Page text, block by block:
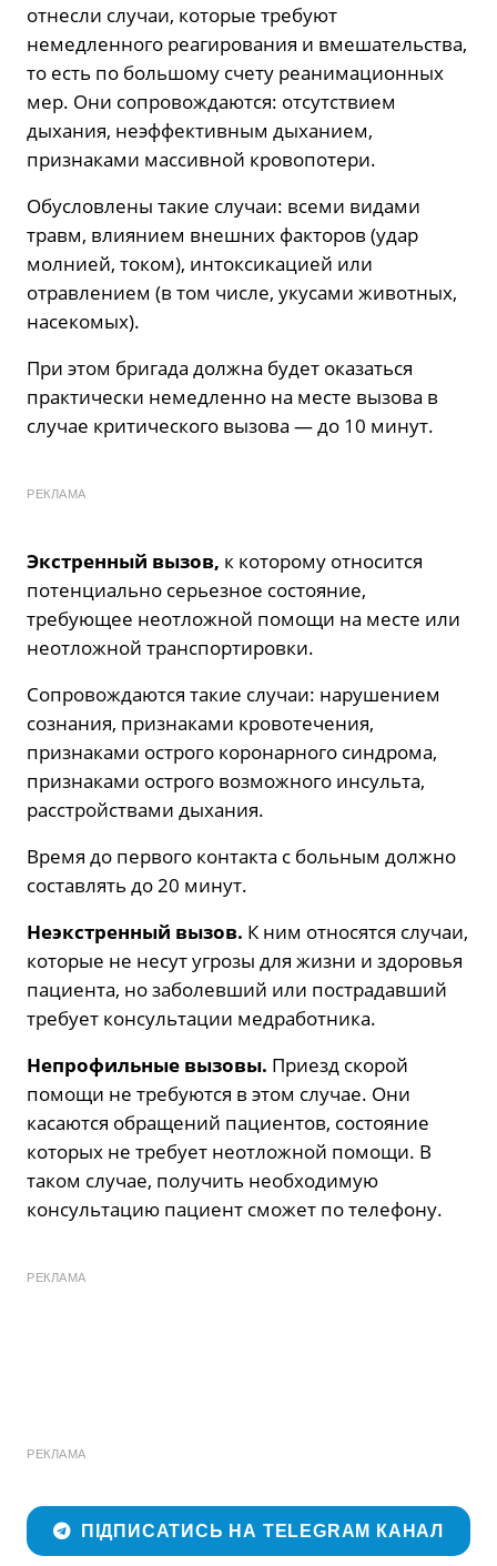
отнесли случаи, которые требуют
немедленного реагирования и вмешательства,
то есть по большому счету реанимационных
мер. Они сопровождаются: отсутствием
дыхания, неэффективным дыханием,
признаками массивной кровопотери.
Обусловлены такие случаи: всеми видами
травм, влиянием внешних факторов (удар
молнией, током), интоксикацией или
отравлением (в том числе, укусами животных,
насекомых).
При этом бригада должна будет оказаться
практически немедленно на месте вызова в
случае критического вызова — до 10 минут.
РЕКЛАМА
Экстренный вызов, к которому относится
потенциально серьезное состояние,
требующее неотложной помощи на месте или
неотложной транспортировки.
Сопровождаются такие случаи: нарушением
сознания, признаками кровотечения,
признаками острого коронарного синдрома,
признаками острого возможного инсульта,
расстройствами дыхания.
Время до первого контакта с больным должно
составлять до 20 минут.
Неэкстренный вызов. К ним относятся случаи,
которые не несут угрозы для жизни и здоровья
пациента, но заболевший или пострадавший
требует консультации медработника.
Непрофильные вызовы. Приезд скорой
помощи не требуются в этом случае. Они
касаются обращений пациентов, состояние
которых не требует неотложной помощи. В
таком случае, получить необходимую
консультацию пациент сможет по телефону.
РЕКЛАМА
РЕКЛАМА
ПІДПИСАТИСЬ НА TELEGRAM КАНАЛ